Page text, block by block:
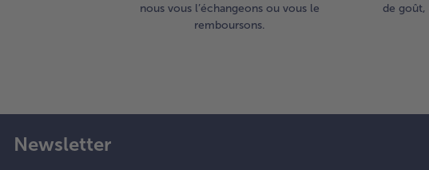
nous vous l’échangeons ou vous le
remboursons.
de goût,
Newsletter